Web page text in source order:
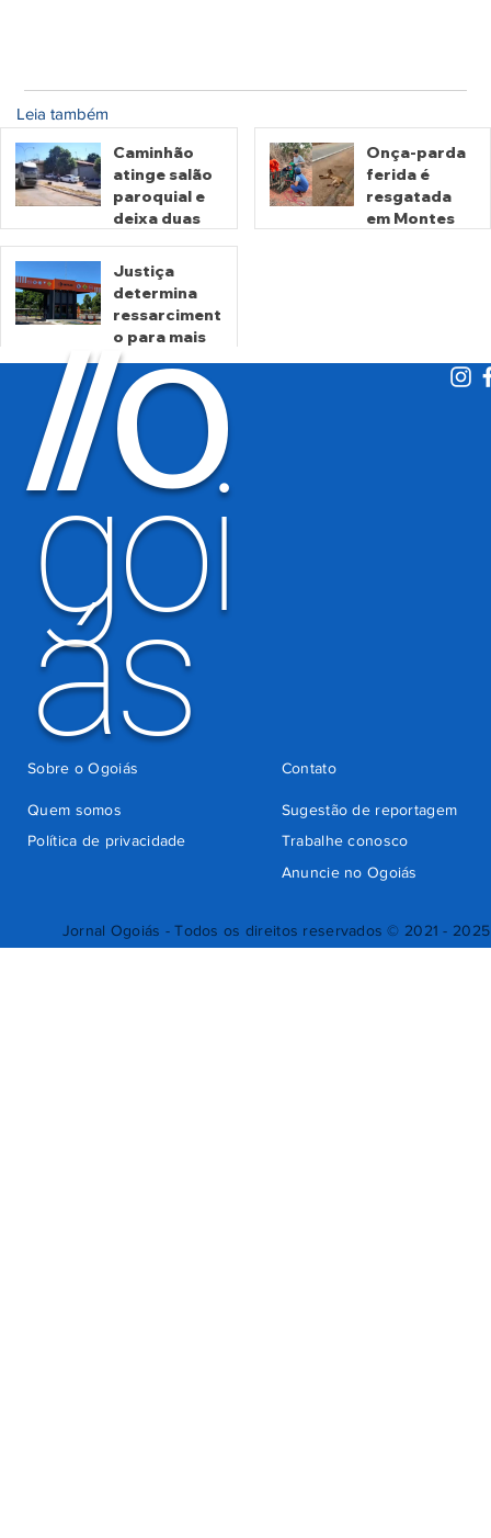
Leia também
Caminhão
atinge salão
paroquial e
deixa duas
mortas em
Crixás
há 1 dia
Onça-parda
ferida é
resgatada
em Montes
Justiça
determina
ressarciment
o para mais
de 600 mil
motoristas
por
cobrança
indevida do
Detran-GO
há 4 dias
Jornal Ogoiás - Todos os direitos reservados © 2021 - 2025
//O
goi
ás
Quem somos
Sugestão de reportagem
Trabalhe conosco
Política de privacidade
Anuncie no Ogoiás
Contato
Sobre o Ogoiás